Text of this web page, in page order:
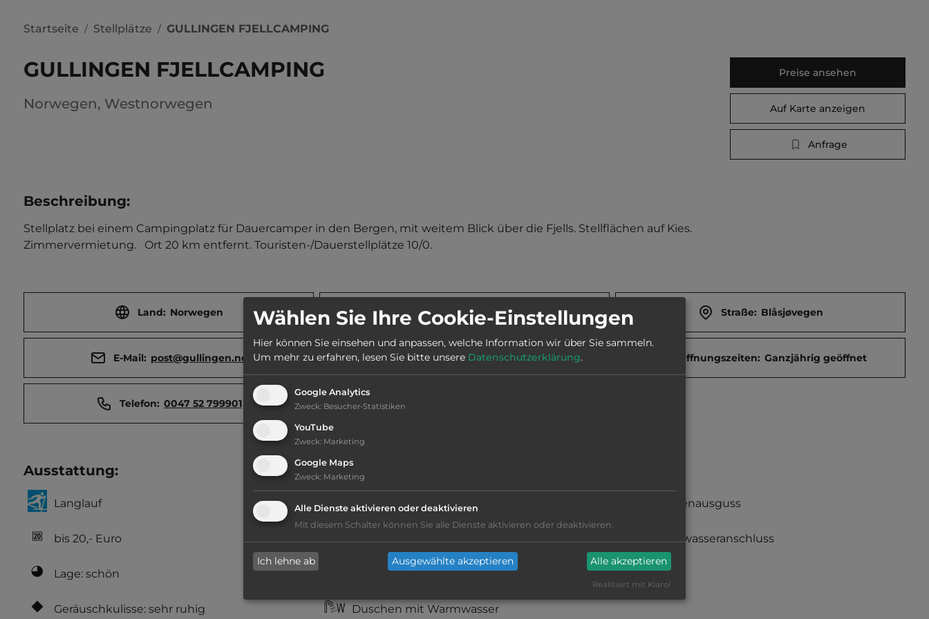
Startseite / Stellplätze / GULLINGEN FJELLCAMPING
GULLINGEN FJELLCAMPING
Norwegen, Westnorwegen
Preise ansehen
Auf Karte anzeigen
Anfrage
Beschreibung:
Stellplatz bei einem Campingplatz für Dauercamper in den Bergen, mit weitem Blick über die Fjells. Stellflächen auf Kies.
Zimmervermietung.   Ort 20 km entfernt. Touristen-/Dauerstellplätze 10/0.
Land: Norwegen Stadt: 4230 Sand Straße: Blåsjøvegen
E-Mail: post@gullingen.no Webseite: www.gullingen.no/fjellcamping Öffnungszeiten: Ganzjährig geöffnet
Telefon: 0047 52 799901
Ausstattung:
Langlauf
bis 20,- Euro
Lage: schön
Geräuschkulisse: sehr ruhig
kiesig, harter Grund
Duschen mit Warmwasser
Fäkalienausguss
Frischwasseranschluss
Wählen Sie Ihre Cookie-Einstellungen
Hier können Sie einsehen und anpassen, welche Information wir über Sie sammeln.
Um mehr zu erfahren, lesen Sie bitte unsere Datenschutzerklärung.
Google Analytics
Zweck: Besucher-Statistiken
YouTube
Zweck: Marketing
Google Maps
Zweck: Marketing
Alle Dienste aktivieren oder deaktivieren
Mit diesem Schalter können Sie alle Dienste aktivieren oder deaktivieren.
Ich lehne ab Ausgewählte akzeptieren Alle akzeptieren
Realisiert mit Klaro!